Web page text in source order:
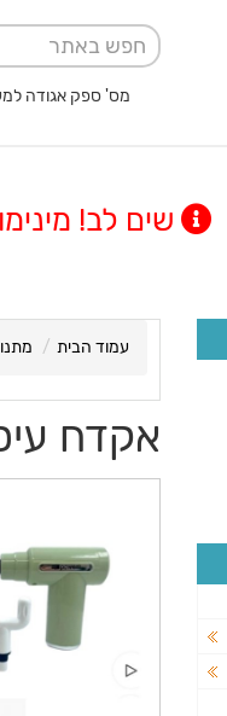
מס' ספק אגודה למען החייל 3003161 | מס' ספק משרד הביטחון 11010197
שים לב! מינימום הזמנה 1500
עמוד הבית
אקדח